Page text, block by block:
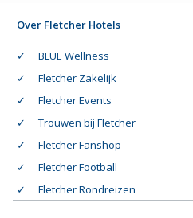
Over Fletcher Hotels
BLUE Wellness
Fletcher Zakelijk
Fletcher Events
Trouwen bij Fletcher
Fletcher Fanshop
Fletcher Football
Fletcher Rondreizen